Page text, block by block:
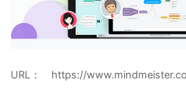
URL： https://